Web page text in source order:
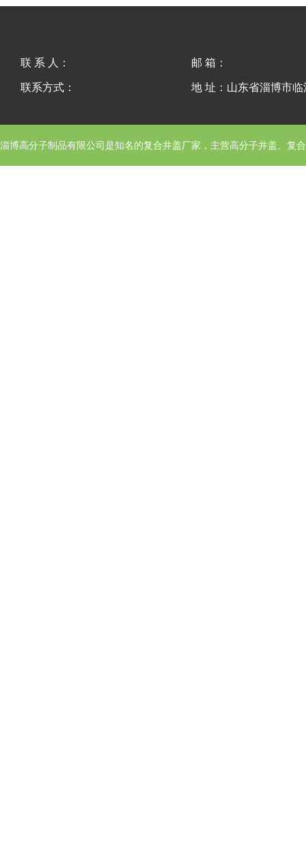
联 系 人：
联系方式：
邮 箱：
地 址：山东省淄博市
淄博高分子制品有限公司是知名的复合井盖厂家，主营高分子井盖、复